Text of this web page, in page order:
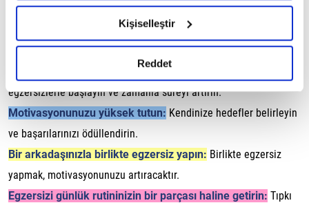
okumak ve sitemizi ziyaretiniz kapsamında
gerçekleştirilen veri işleme faaliyetleri ile ilgili daha
detaylı bilgi almak için lütfentıklayınız.
Kişiselleştir
Reddet
bedeninizi hareket ettirir hem de zihninizi dinlendirir.
Egzersizi Hayatınıza Nasıl Sığdırabilirsiniz?
Her gün yapabileceğiniz kısa süreli
egzersizlerle başlayın ve zamanla süreyi artırın.
Motivasyonunuzu yüksek tutun: Kendinize hedefler belirleyin
ve başarılarınızı ödüllendirin.
Bir arkadaşınızla birlikte egzersiz yapın: Birlikte egzersiz
yapmak, motivasyonunuzu artıracaktır.
Egzersizi günlük rutininizin bir parçası haline getirin: Tıpkı